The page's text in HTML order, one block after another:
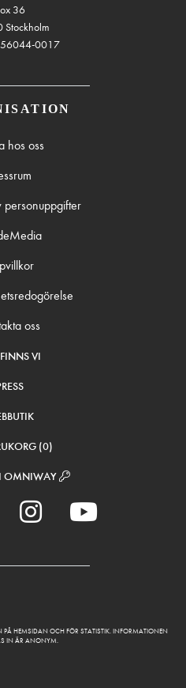
36
Stockholm
0017
hos oss
personuppgifter
oss
VI
(0)
OMNIWAY
PÅ HEMSIDAN OCH FÖR STATISTIK. INFORMATIONEN
IN ÄR ANONYM.